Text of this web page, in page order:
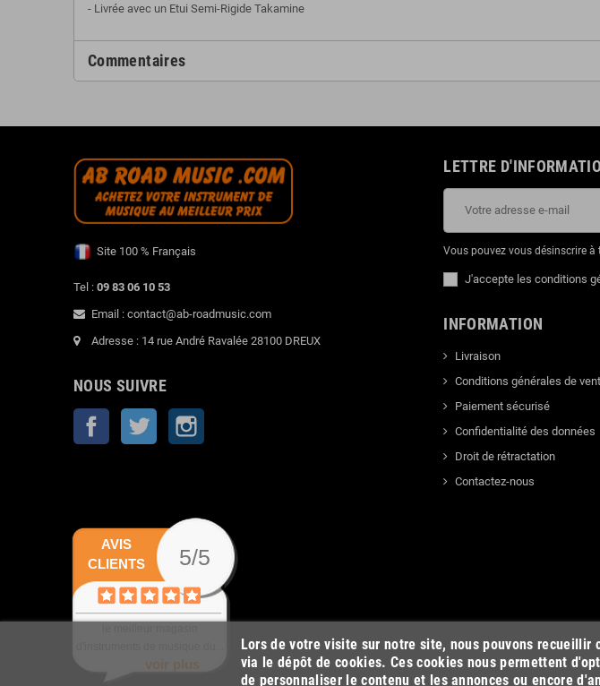
- Livrée avec un Etui Semi-Rigide Takamine
Commentaires
Site 100 % Français
Tel : 09 83 06 10 53
Email : contact@ab-roadmusic.com
Adresse : 14 rue André Ravalée 28100 DREUX
NOUS SUIVRE
Facebook Twitter
LETTRE
Vous pouvez vous désinscrire
J'accepte les conditions
INFORMATION
Livraison
Conditions générales de
Paiement sécurisé
Confidentialité des données
Droit de rétractation
Contactez-nous
Lors de votre visite sur notre site, nous pouvons recueillir
via le dépôt de cookies. Ces cookies nous permettent
de personnaliser le contenu et les annonces ou encore
AVIS
CLIENTS
5/5
voir plus